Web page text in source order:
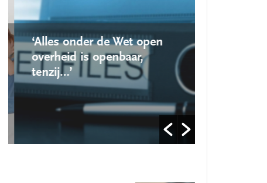
‘Alles onder de Wet open
overheid is openbaar,
tenzij…’